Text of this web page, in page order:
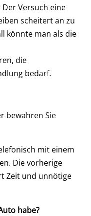
Versuch eine
scheitert an zu
könnte man als die
die
bedarf.
bewahren Sie
mit einem
Die vorherige
Zeit und unnötige
habe?